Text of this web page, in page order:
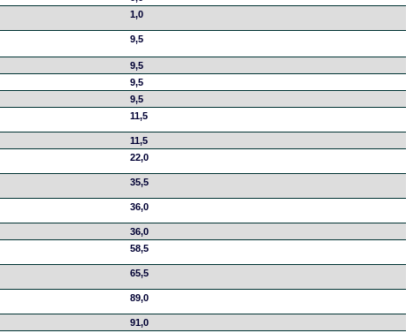
1,0
9,5
9,5
9,5
9,5
11,5
11,5
22,0
35,5
36,0
36,0
58,5
65,5
89,0
91,0